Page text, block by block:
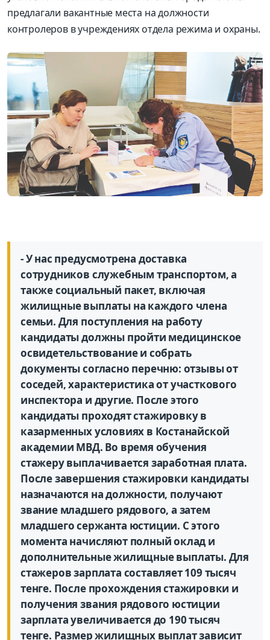
предлагали вакантные места на должности
контролеров в учреждениях отдела режима и охраны.
- У нас предусмотрена доставка
сотрудников служебным транспортом, а
также социальный пакет, включая
жилищные выплаты на каждого члена
семьи. Для поступления на работу
кандидаты должны пройти медицинское
освидетельствование и собрать
документы согласно перечню: отзывы от
соседей, характеристика от участкового
инспектора и другие. После этого
кандидаты проходят стажировку в
казарменных условиях в Костанайской
академии МВД. Во время обучения
стажеру выплачивается заработная плата.
После завершения стажировки кандидаты
назначаются на должности, получают
звание младшего рядового, а затем
младшего сержанта юстиции. С этого
момента начисляют полный оклад и
дополнительные жилищные выплаты. Для
стажеров зарплата составляет 109 тысяч
тенге. После прохождения стажировки и
получения звания рядового юстиции
зарплата увеличивается до 190 тысяч
тенге. Размер жилищных выплат зависит